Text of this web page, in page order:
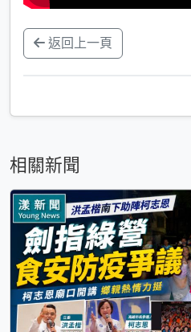
返回上一頁
相關新聞